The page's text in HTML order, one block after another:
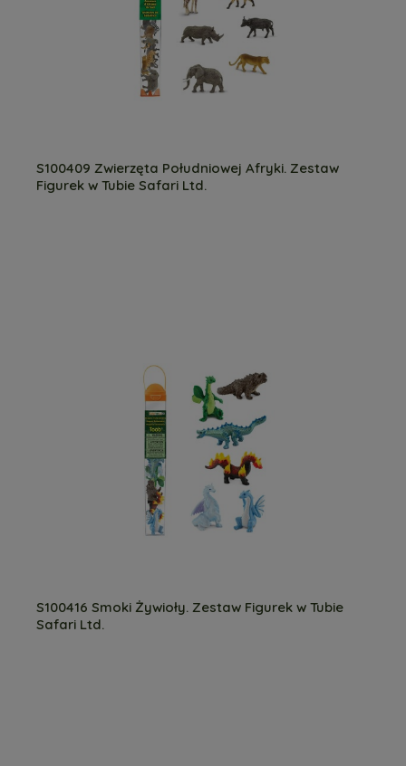
S100409 Zwierzęta Południowej Afryki. Zestaw
Figurek w Tubie Safari Ltd.
S100416 Smoki Żywioły. Zestaw Figurek w Tubie
Safari Ltd.